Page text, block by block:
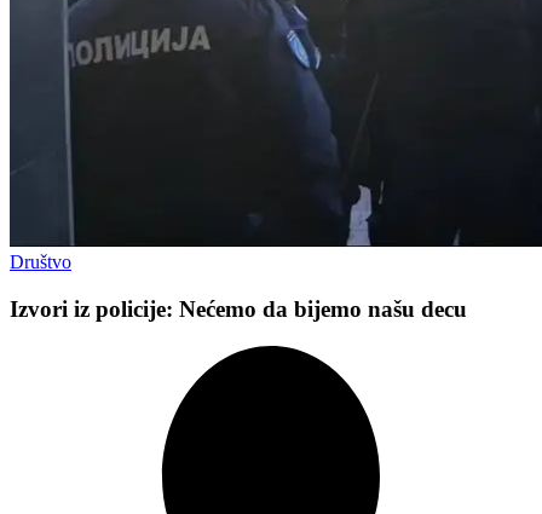
Društvo
Izvori iz policije: Nećemo da bijemo našu decu